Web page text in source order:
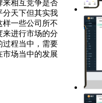
来相互竞争是否
分天下但其实我
一些公司所不
进行市场的分
过程当中，需要
场当中的发展